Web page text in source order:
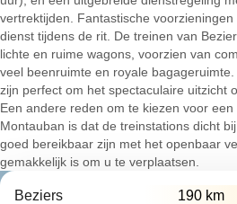
vertrektijden. Fantastische
dienst tijdens de rit. De treinen van
lichte en ruime wagons, voorzien van
veel beenruimte en royale
zijn perfect om het spectaculaire uitzicht
Een andere reden om te kiezen voor
Montauban is dat de treinstations dicht
goed bereikbaar zijn met het openbaar
gemakkelijk is om u te verplaatsen.
Beziers 190 km